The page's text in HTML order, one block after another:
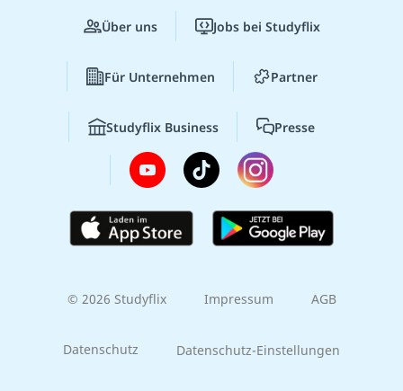
Über uns Jobs bei Studyflix
Für Unternehmen Partner
Studyflix Business Presse
© 2026 Studyflix Impressum AGB
Datenschutz Datenschutz-Einstellungen